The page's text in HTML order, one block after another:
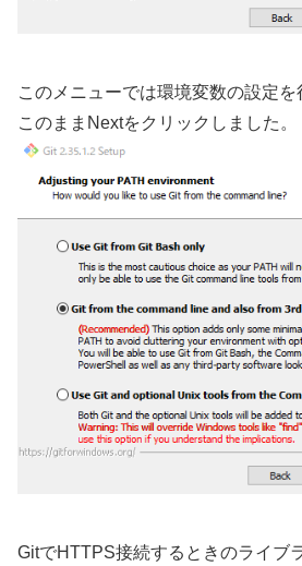
このメニューでは環境変数の設定を
このままNextをクリックしました。
GitでHTTPS接続するときのライブ